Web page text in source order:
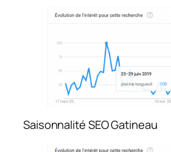
Saisonnalité SEO Gatineau